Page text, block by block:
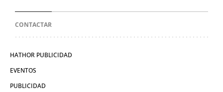
CONTACTAR
HATHOR PUBLICIDAD
EVENTOS
PUBLICIDAD